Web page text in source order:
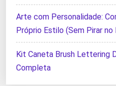
Arte com Personalidade:
Próprio Estilo (Sem Pirar
Kit Caneta Brush Lettering
Completa